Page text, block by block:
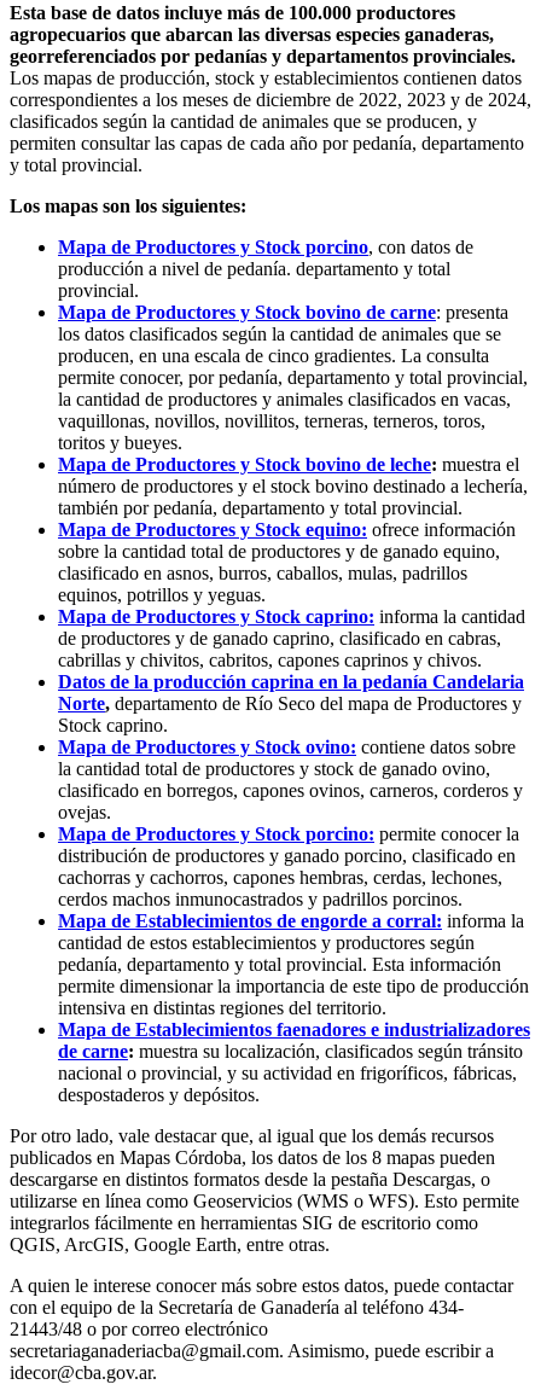
Esta base de datos incluye más de 100.000 productores
agropecuarios que abarcan las diversas especies ganaderas,
georreferenciados por pedanías y departamentos provinciales.
Los mapas de producción, stock y establecimientos contienen datos
correspondientes a los meses de diciembre de 2022, 2023 y de 2024,
clasificados según la cantidad de animales que se producen, y
permiten consultar las capas de cada año por pedanía, departamento
y total provincial.
Los mapas son los siguientes:
Mapa de Productores y Stock porcino, con datos de
producción a nivel de pedanía. departamento y total
provincial.
Mapa de Productores y Stock bovino de carne: presenta
los datos clasificados según la cantidad de animales que se
producen, en una escala de cinco gradientes. La consulta
permite conocer, por pedanía, departamento y total provincial,
la cantidad de productores y animales clasificados en vacas,
vaquillonas, novillos, novillitos, terneras, terneros, toros,
toritos y bueyes.
Mapa de Productores y Stock bovino de leche: muestra el
número de productores y el stock bovino destinado a lechería,
también por pedanía, departamento y total provincial.
Mapa de Productores y Stock equino: ofrece información
sobre la cantidad total de productores y de ganado equino,
clasificado en asnos, burros, caballos, mulas, padrillos
equinos, potrillos y yeguas.
Mapa de Productores y Stock caprino: informa la cantidad
de productores y de ganado caprino, clasificado en cabras,
cabrillas y chivitos, cabritos, capones caprinos y chivos.
Datos de la producción caprina en la pedanía Candelaria
Norte, departamento de Río Seco del mapa de Productores y
Stock caprino.
Mapa de Productores y Stock ovino: contiene datos sobre
la cantidad total de productores y stock de ganado ovino,
clasificado en borregos, capones ovinos, carneros, corderos y
ovejas.
Mapa de Productores y Stock porcino: permite conocer la
distribución de productores y ganado porcino, clasificado en
cachorras y cachorros, capones hembras, cerdas, lechones,
cerdos machos inmunocastrados y padrillos porcinos.
Mapa de Establecimientos de engorde a corral: informa la
cantidad de estos establecimientos y productores según
pedanía, departamento y total provincial. Esta información
permite dimensionar la importancia de este tipo de producción
intensiva en distintas regiones del territorio.
Mapa de Establecimientos faenadores e industrializadores
de carne: muestra su localización, clasificados según tránsito
nacional o provincial, y su actividad en frigoríficos, fábricas,
despostaderos y depósitos.
Por otro lado, vale destacar que, al igual que los demás recursos
publicados en Mapas Córdoba, los datos de los 8 mapas pueden
descargarse en distintos formatos desde la pestaña Descargas, o
utilizarse en línea como Geoservicios (WMS o WFS). Esto permite
integrarlos fácilmente en herramientas SIG de escritorio como
QGIS, ArcGIS, Google Earth, entre otras.
A quien le interese conocer más sobre estos datos, puede contactar
con el equipo de la Secretaría de Ganadería al teléfono 434-
21443/48 o por correo electrónico
secretariaganaderiacba@gmail.com. Asimismo, puede escribir a
idecor@cba.gov.ar.